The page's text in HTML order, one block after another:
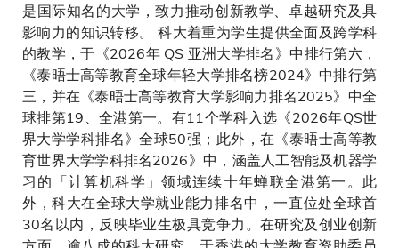
是国际知名的大学，致力推动创新教学、卓越研究及具
影响力的知识转移。 科大着重为学生提供全面及跨学科
的教学，于《2026年 QS 亚洲大学排名》中排行第六，
《泰晤士高等教育全球年轻大学排名榜2024》中排行第
三，并在《泰晤士高等教育大学影响力排名2025》中全
球排第19、全港第一。有11个学科入选《2026年QS世
界大学学科排名》全球50强；此外，在《泰晤士高等教
育世界大学学科排名2026》中，涵盖人工智能及机器学
习的「计算机科学」领域连续十年蝉联全港第一。此
外，科大在全球大学就业能力排名中，一直位处全球首
30名以内，反映毕业生极具竞争力。在研究及创业创新